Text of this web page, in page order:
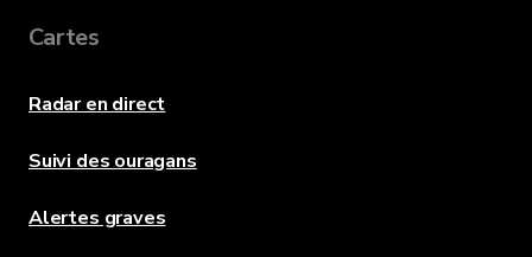
Cartes
Radar en direct
Suivi des ouragans
Alertes graves